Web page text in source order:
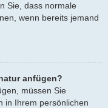
Sie, dass normale
wenn bereits jemand
anfügen?
müssen Sie
in Ihrem persönlichen